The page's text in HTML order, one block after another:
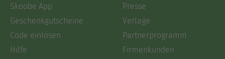
Skoobe App
Geschenkgutscheine
Code einlösen
Hilfe
Presse
Verlage
Partnerprogramm
Firmenkunden